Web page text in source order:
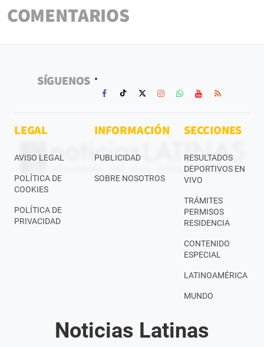
COMENTARIOS
SÍGUENOS
LEGAL
AVISO LEGAL
POLÍTICA DE
COOKIES
POLÍTICA DE
PRIVACIDAD
INFORMACIÓN
PUBLICIDAD
SOBRE NOSOTROS
SECCIONES
RESULTADOS
DEPORTIVOS EN
VIVO
TRÁMITES
PERMISOS
RESIDENCIA
CONTENIDO
ESPECIAL
LATINOAMÉRICA
MUNDO
Noticias Latinas